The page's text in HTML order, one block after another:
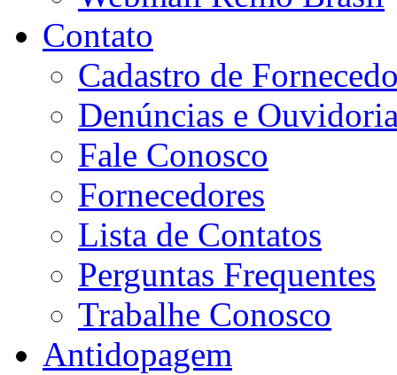
Contato
Cadastro de
Denúncias e
Fale Conosco
Fornecedores
Lista de Contatos
Perguntas Frequentes
Trabalhe Conosco
Antidopagem